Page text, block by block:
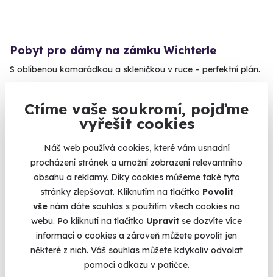
Ctíme vaše soukromí, pojďme
vyřešit cookies
Náš web používá cookies, které vám usnadní
procházení stránek a umožní zobrazení relevantního
obsahu a reklamy. Díky cookies můžeme také tyto
stránky zlepšovat. Kliknutím na tlačítko Povolit
vše nám dáte souhlas s použitím všech cookies na
webu. Po kliknutí na tlačítko Upravit se dozvíte více
informací o cookies a zároveň můžete povolit jen
některé z nich. Váš souhlas můžete kdykoliv odvolat
pomocí odkazu v patičce.
Pobyt pro dámy na zámku Wichterle
S oblíbenou kamarádkou a skleničkou v ruce – perfektní plán.
12 400 Kč
Zobrazit zážitky na mapě
Dárky pro holky se někdy vybírají špatně. Obzvlášť pro
takové, co už všechno dávno mají. Dvakrát. Pak nejlepší
cesta, jak z toho ven, je pořídit zážitek. Víme, co ženy mají
rády, co doopravdy chtějí a máme to na skladě. :) Každá
holka někdy chtěla být modelkou– kupte jí profesionální
focení a dopřejte jí splnit si svůj tajný sen. Být bohyní v